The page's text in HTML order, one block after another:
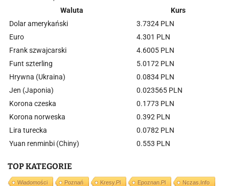
Waluta
Kurs
Dolar amerykański
3.7324 PLN
Euro
4.301 PLN
Frank szwajcarski
4.6005 PLN
Funt szterling
5.0172 PLN
Hrywna (Ukraina)
0.0834 PLN
Jen (Japonia)
0.023565 PLN
Korona czeska
0.1773 PLN
Korona norweska
0.392 PLN
Lira turecka
0.0782 PLN
Yuan renminbi (Chiny)
0.553 PLN
TOP KATEGORIE
Wiadomości Poznań Kresy.pl Epoznan.pl Nczas.info